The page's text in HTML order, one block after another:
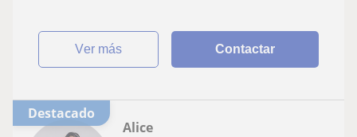
ver más Contactar
Destacado
Alice